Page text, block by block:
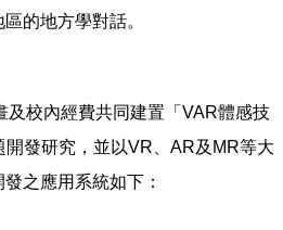
的地方學對話。
校內經費共同建置「VAR體感技
發研究，並以VR、AR及MR等大
之應用系統如下：